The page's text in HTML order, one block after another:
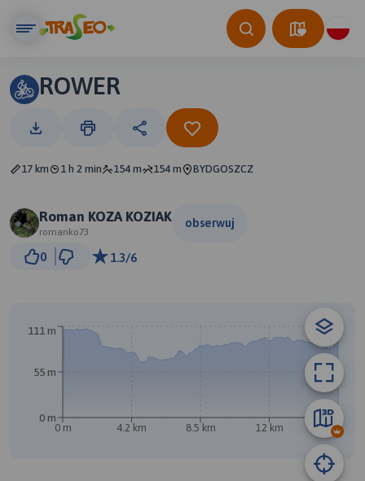
ROWER
17 km 1 h 2 min 154 m 154 m BYDGOSZCZ
Roman KOZA KOZIAK
romanko73
obserwuj
0 1.3/6
B
0 m 4.2 km 8.5 km 12 km 17 km
0 m
55 m
111 m